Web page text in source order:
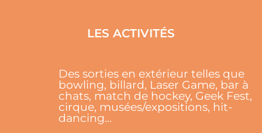
LES ACTIVITÉS
Des sorties en extérieur telles que
bowling, billard, Laser Game, bar à
chats, match de hockey, Geek Fest,
cirque, musées/expositions, hit-
dancing...